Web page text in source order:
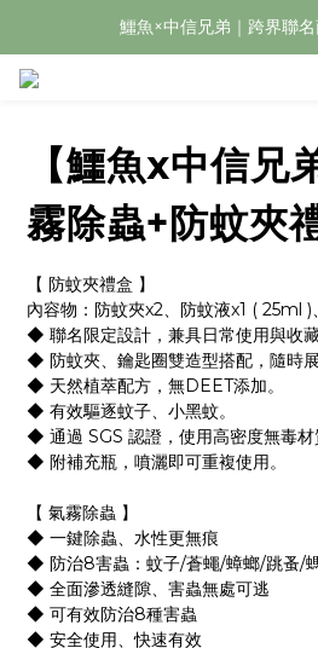
鱷魚×中信兄弟｜跨界聯名
【鱷魚x中信兄
霧除蟲+防蚊夾
【 防蚊夾禮盒 】
內容物：防蚊夾x2、防蚊液x1 ( 25ml )
◆ 聯名限定設計，兼具日常使用與收藏
◆ 防蚊夾、鑰匙圈雙造型搭配，隨時展
◆ 天然植萃配方，無DEET添加。
◆ 有效驅逐蚊子、小黑蚊。
◆ 通過 SGS 認證，使用高密度無毒材
◆ 附補充瓶，噴灑即可重複使用。
【 氣霧除蟲 】
◆ 一鍵除蟲、水性更無痕
◆ 防治8害蟲：蚊子/蒼蠅/蟑螂/跳蚤/
◆ 全面滲透縫隙、害蟲無處可逃
◆ 可有效防治8種害蟲
◆ 安全使用、快速有效